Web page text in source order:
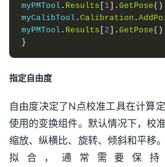
myPMTool . Results 1 ]. GetPose
myCalibTool . Calibration .
myPMTool . Results 2 ]. GetPose
}
指定自由度
自由度决定了N点校准工具在计算
使用的变换组件。默认情况下，校
缩放、纵横比、旋转、倾斜和平移
拟合，通常需要保持